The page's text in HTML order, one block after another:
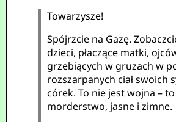
Towarzysze!
Spójrzcie na Gazę.
dzieci, płaczące matki,
grzebiących w gruzach w
rozszarpanych ciał swoich
córek. To nie jest wojna – to
morderstwo, jasne i zimne.